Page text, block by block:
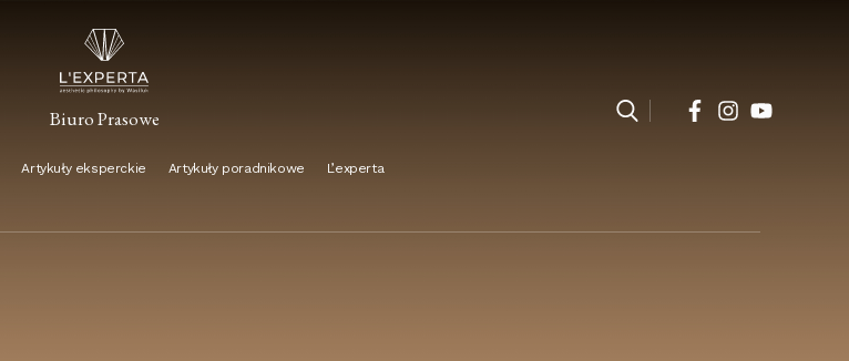
Biuro Prasowe
Artykuły eksperckie Artykuły poradnikowe L’experta